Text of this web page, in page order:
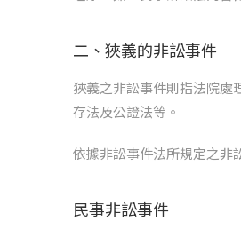
二、狹義的非訟事件
狹義之非訟事件則指法院處
存法及公證法等。
依據非訟事件法所規定之非
民事非訟事件